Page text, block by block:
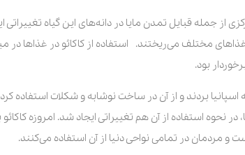
مرکزی از جمله قبایل تمدن مایا در دانه‌های این گیاه
مختلف می‌ریختند. استفاده از کاکائو در غذاها در
بود.
اسپانیا بردند و از آن در ساخت نوشابه و شکلات استفاده
در نحوه استفاده از آن هم تغییراتی ایجاد شد. امروزه
و مردمان در تمامی نواحی دنیا از آن استفاده می‌کنند.